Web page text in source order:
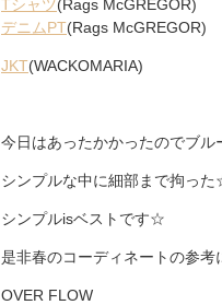
Tシャツ(Rags McGREGOR)
デニムPT(Rags McGREGOR)
JKT(WACKOMARIA)
今日はあったかかったのでブル
シンプルな中に細部まで拘った
シンプルisベストです☆
是非春のコーディネートの参考
OVER FLOW